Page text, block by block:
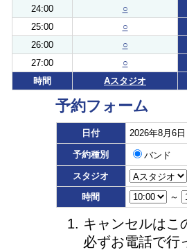
24:00
○
25:00
○
26:00
○
27:00
○
時間
Aスタジオ
予約フォーム
日付 2026年8月6日
予約種別
バンド
スタジオ
時間
～
キャンセルはこ
必ずお電話で行